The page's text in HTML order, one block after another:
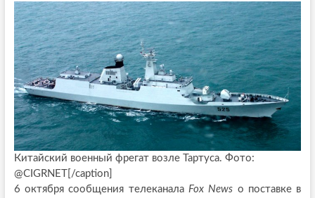
Китайский военный фрегат возле Тартуса. Фото:
@CIGRNET[/caption]
6 октября сообщения телеканала Fox News о поставке в